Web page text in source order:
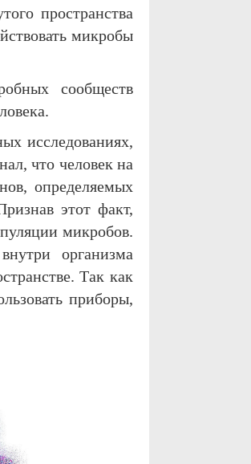
пространства
микробы
сообществ
исследованиях,
что человек на
определяемых
этот факт,
микробов.
организма
Так как
приборы,